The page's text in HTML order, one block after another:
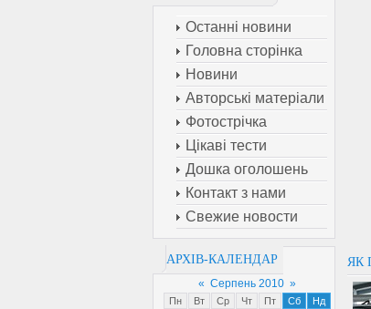
Останні новини
Головна сторінка
Новини
Авторські матеріали
Фотострічка
Цікаві тести
Дошка оголошень
Контакт з нами
Свежие новости
АРХІВ-КАЛЕНДАР
« Серпень 2010 »
Пн Вт Ср Чт Пт Сб
Нд
ЯК